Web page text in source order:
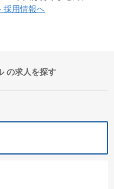
採用情報へ
の求人を探す